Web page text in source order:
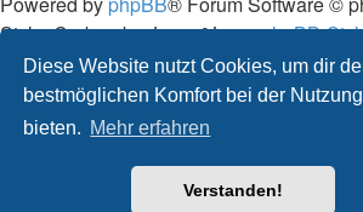
Diese Website nutzt Cookies, um dir
bestmöglichen Komfort bei der
bieten. Mehr erfahren
Verstanden!
Style: Carbon by Joyce&LunaphpBB-
Deutsche Übersetzung durchphpBB.de
Datenschutz|Nutzungsbedingungen